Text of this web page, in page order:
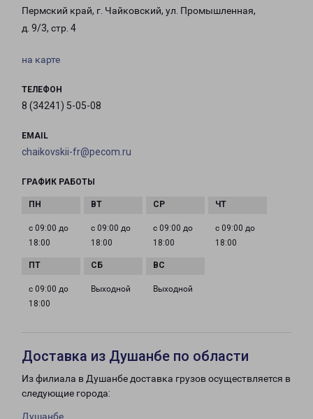
Пермский край, г. Чайковский, ул. Промышленная,
д. 9/3, стр. 4
на карте
ТЕЛЕФОН
8 (34241) 5-05-08
EMAIL
chaikovskii-fr@pecom.ru
ГРАФИК РАБОТЫ
с 09:00 до
18:00
с 09:00 до
18:00
с 09:00 до
18:00
с 09:00 до
18:00
с 09:00 до
18:00
Выходной Выходной
Доставка из Душанбе по области
Из филиала в Душанбе доставка грузов осуществляется в
следующие города:
Душанбе